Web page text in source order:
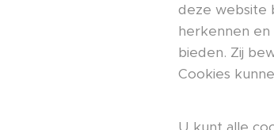
deze website
herkennen
bieden. Zij
Cookies